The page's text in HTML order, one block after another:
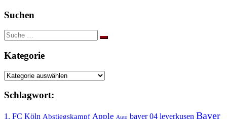
Suchen
Suche
nach:
Kategorie
Kategorie
Schlagwort:
1. FC Köln Abstiegskampf Apple Auto bayer 04 leverkusen Bayer